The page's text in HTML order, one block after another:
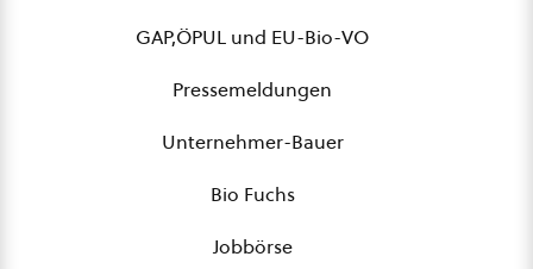
GAP,ÖPUL und EU-Bio-VO
Pressemeldungen
Unternehmer-Bauer
Bio Fuchs
Jobbörse